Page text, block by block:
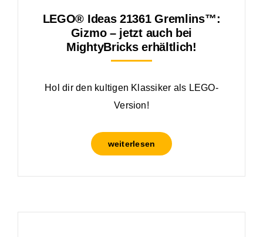
LEGO® Ideas 21361 Gremlins™:
Gizmo – jetzt auch bei
MightyBricks erhältlich!
Hol dir den kultigen Klassiker als LEGO-
Version!
weiterlesen